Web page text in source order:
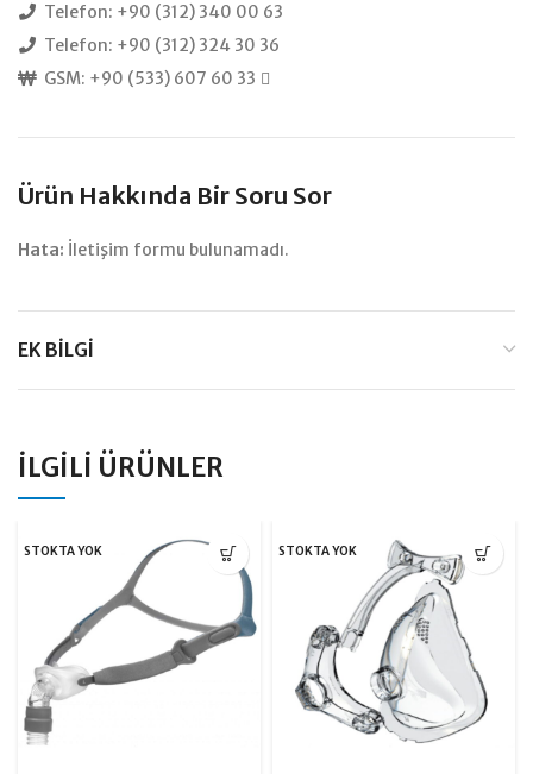
Telefon: +90 (312) 340 00 63
Telefon: +90 (312) 324 30 36
GSM: +90 (533) 607 60 33
Ürün Hakkında Bir Soru Sor
Hata: İletişim formu bulunamadı.
EK BILGI
İLGILI ÜRÜNLER
STOKTA YOK STOKTA YOK